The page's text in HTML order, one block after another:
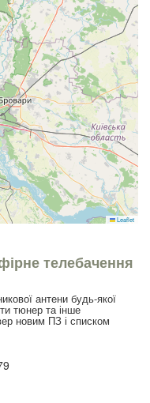
Leaflet
телебачення
антени будь-якої
тюнер та інше
новим ПЗ і списком